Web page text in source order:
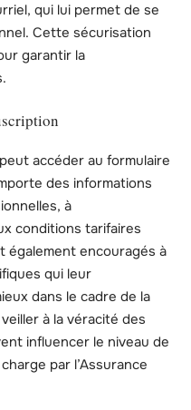
qui lui permet de se
Cette sécurisation
garantir la
accéder au formulaire
des informations
à
conditions tarifaires
également encouragés à
qui leur
dans le cadre de la
à la véracité des
influencer le niveau de
par l’Assurance